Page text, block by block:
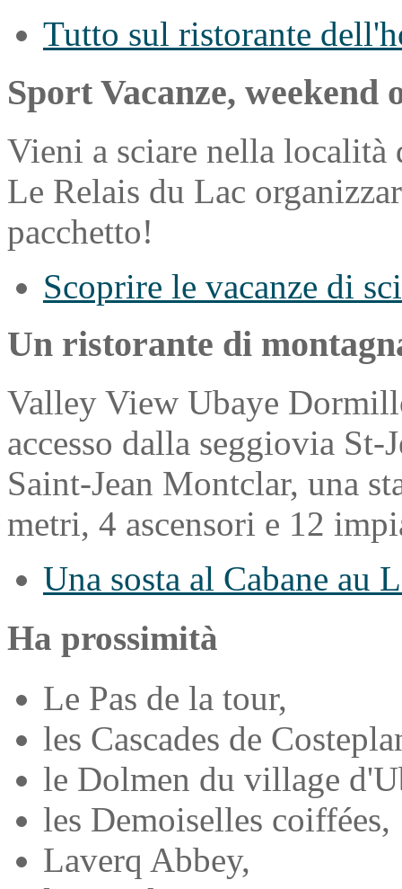
Tutto sul ristorante
Sport Vacanze, weekend
Vieni a sciare nella
Le Relais du Lac
pacchetto!
Scoprire le vacanze di sci
Un ristorante di
Valley View Ubaye
accesso dalla seggiovia
Saint-Jean Montclar, una
metri, 4 ascensori e 12
Una sosta al Cabane au
Ha prossimità
Le Pas de la tour,
les Cascades de
le Dolmen du village
les Demoiselles coiffées,
Laverq Abbey,